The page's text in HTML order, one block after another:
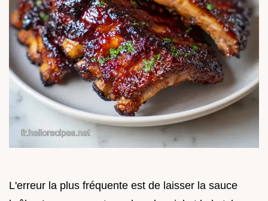
L'erreur la plus fréquente est de laisser la sauce